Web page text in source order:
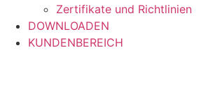
Zertifikate und Richtlinien
DOWNLOADEN
KUNDENBEREICH